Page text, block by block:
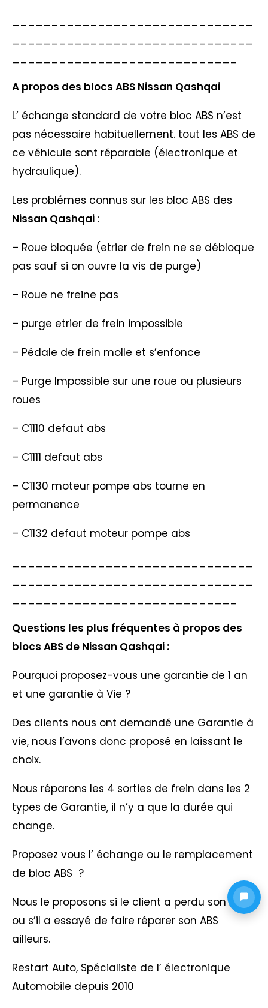
A propos des blocs ABS Nissan Qashqai
L’ échange standard de votre bloc ABS n’est
pas nécessaire habituellement. tout les ABS de
ce véhicule sont réparable (électronique et
hydraulique).
Les problémes connus sur les bloc ABS des
Nissan Qashqai :
– Roue bloquée (etrier de frein ne se débloque
pas sauf si on ouvre la vis de purge)
– Roue ne freine pas
– purge etrier de frein impossible
– Pédale de frein molle et s’enfonce
– Purge Impossible sur une roue ou plusieurs
roues
– C1110 defaut abs
– C1111 defaut abs
– C1130 moteur pompe abs tourne en
permanence
– C1132 defaut moteur pompe abs
Questions les plus fréquentes à propos des
blocs ABS de Nissan Qashqai :
Pourquoi proposez-vous une garantie de 1 an
et une garantie à Vie ?
Des clients nous ont demandé une Garantie à
vie, nous l’avons donc proposé en laissant le
choix.
Nous réparons les 4 sorties de frein dans les 2
types de Garantie, il n’y a que la durée qui
change.
Proposez vous l’ échange ou le remplacement
de bloc ABS ?
Nous le proposons si le client a perdu son ABS
ou s’il a essayé de faire réparer son ABS
ailleurs.
Restart Auto, Spécialiste de l’ électronique
Automobile depuis 2010